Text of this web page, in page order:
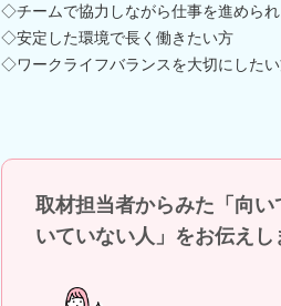
◇チームで協力しながら仕事を進めら
◇安定した環境で長く働きたい方
◇ワークライフバランスを大切にした
取材担当者からみた「向い
いていない人」をお伝えし